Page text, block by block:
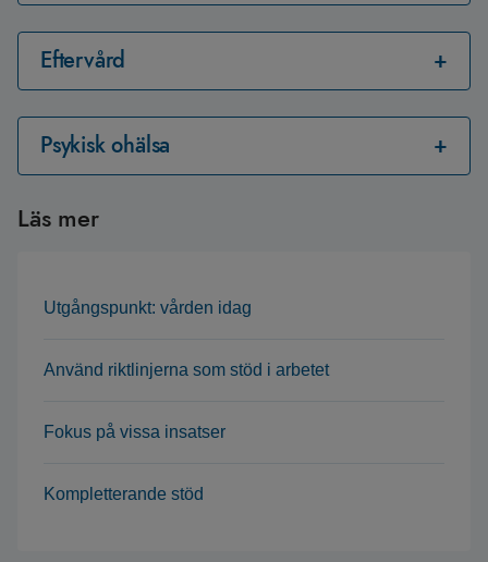
Eftervård
Psykisk ohälsa
Läs mer
Utgångspunkt: vården idag
Använd riktlinjerna som stöd i arbetet
Fokus på vissa insatser
Kompletterande stöd